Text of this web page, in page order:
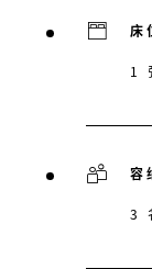
床
1
容
3